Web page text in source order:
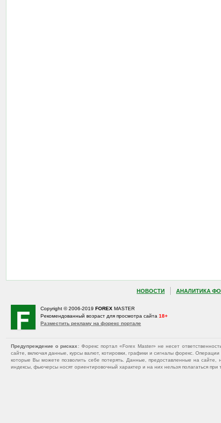
НОВОСТИ АНАЛИТИКА
Copyright © 2006-2019 FOREX MASTER
Рекомендованный возраст для просмотра сайта 18+
Разместить рекламу на форекс портале
Предупреждение о рисках : Форекс портал «Forex Master» не несет
сайте, включая данные, курсы валют, котировки, графики и сигналы форекс.
которые Вы можете позволить себе потерять. Данные, предоставленные на
индексы, фьючерсы носят ориентировочный характер и на них нельзя полагаться при